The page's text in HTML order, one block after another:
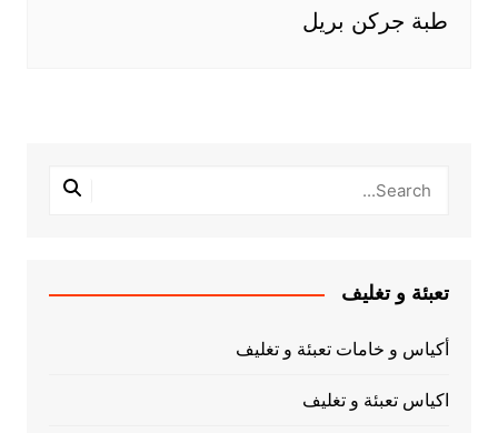
طبة جركن بريل
تعبئة و تغليف
أكياس و خامات تعبئة و تغليف
اكياس تعبئة و تغليف